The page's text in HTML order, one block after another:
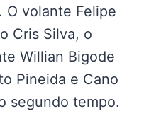
O volante Felipe
Cris Silva, o
Willian Bigode
Pineida e Cano
segundo tempo.